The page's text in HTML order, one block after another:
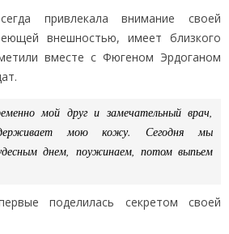
привлекала внимание своей
внешностью, имеет близкого
вместе с Фюгеном Эрдоганом
мой друг и замечательный врач,
мою кожу. Сегодня мы
днем, поужинаем, потом выпьем
поделилась секретом своей